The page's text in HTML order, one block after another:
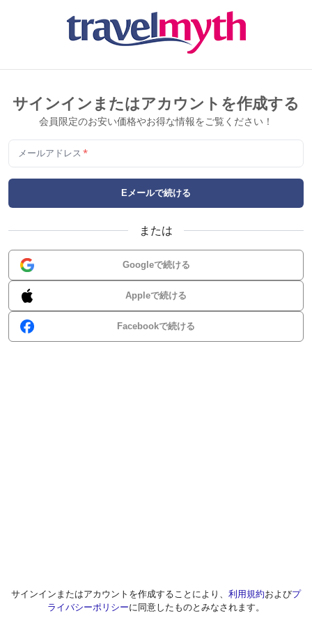
サインインまたはアカウントを作成する
会員限定のお安い価格やお得な情報をご覧ください！
メールアドレス *
Eメールで続ける
または
Googleで続ける
Appleで続ける
Facebookで続ける
サインインまたはアカウントを作成することにより、 利用規約およびプ
ライバシーポリシーに同意したものとみなされます。